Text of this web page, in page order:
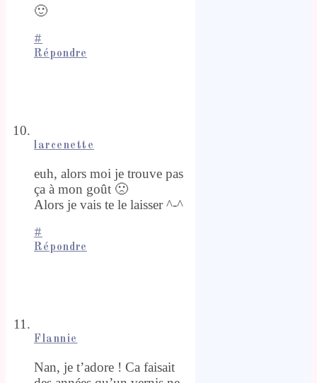
🙂
#
Répondre
larcenette
euh, alors moi je trouve pas
ça à mon goût 🙁
Alors je vais te le laisser ^-^
#
Répondre
Flannie
Nan, je t’adore ! Ca faisait